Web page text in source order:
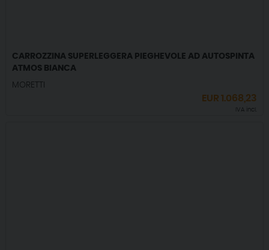
CARROZZINA SUPERLEGGERA PIEGHEVOLE AD AUTOSPINTA
ATMOS BIANCA
MORETTI
EUR1.068,23
IVA incl.